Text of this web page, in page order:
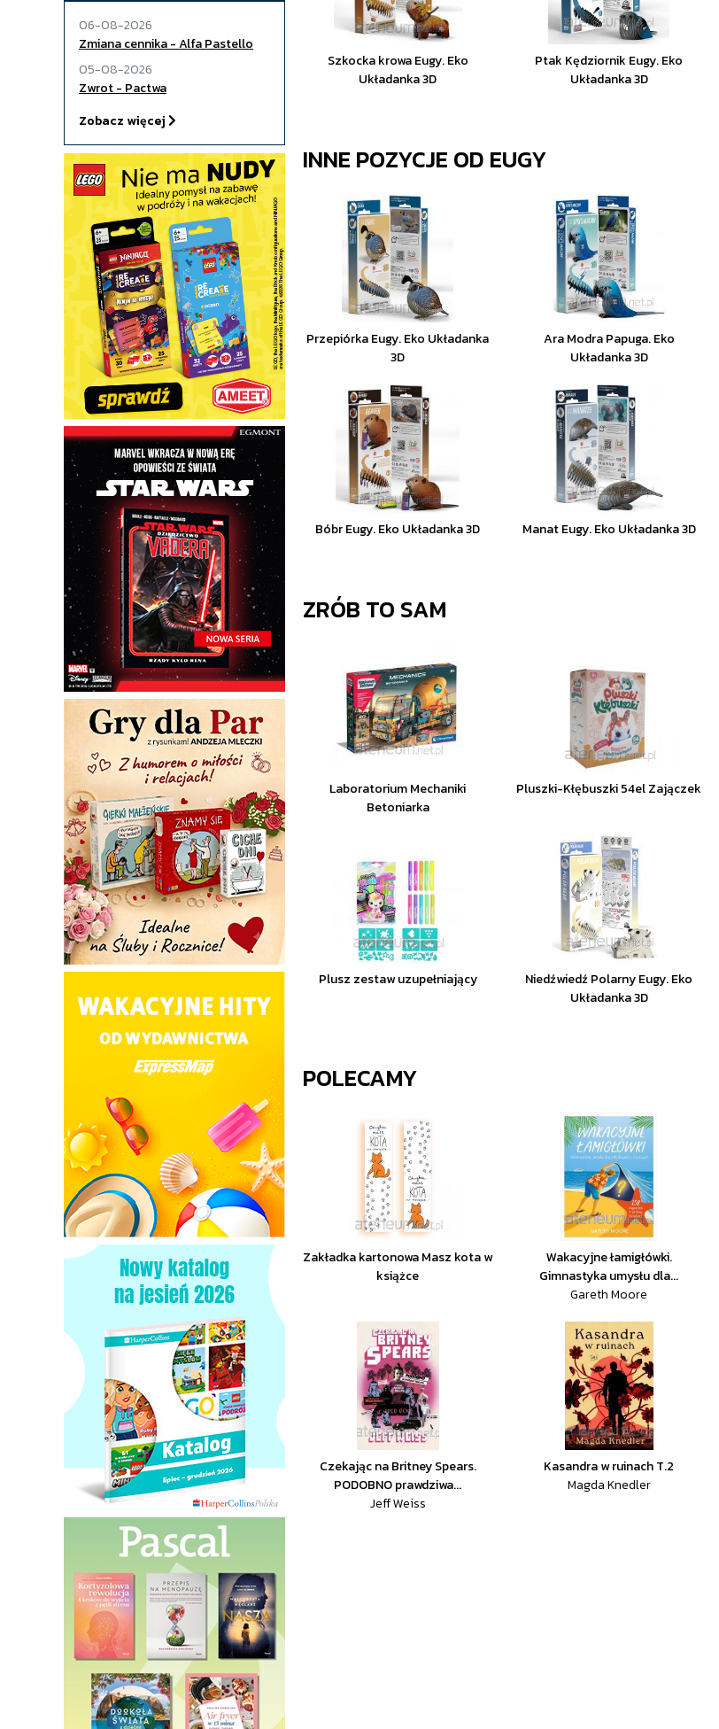
06-08-2026
Zmiana cennika - Alfa Pastello
05-08-2026
Zwrot - Pactwa
Zobacz więcej
Szkocka krowa Eugy. Eko
Układanka 3D
Ptak Kędziornik Eugy. Eko
Układanka 3D
INNE POZYCJE OD EUGY
Przepiórka Eugy. Eko Układanka
3D
Ara Modra Papuga. Eko
Układanka 3D
Bóbr Eugy. Eko Układanka 3D Manat Eugy. Eko Układanka 3D
ZRÓB TO SAM
Laboratorium Mechaniki
Betoniarka
Pluszki-Kłębuszki 54el Zajączek
Plusz zestaw uzupełniający
Niedźwiedź Polarny Eugy. Eko
Układanka 3D
POLECAMY
Zakładka kartonowa Masz kota w
książce
Wakacyjne łamigłówki.
Gimnastyka umysłu dla...
Gareth Moore
Czekając na Britney Spears.
PODOBNO prawdziwa...
Jeff Weiss
Kasandra w ruinach T.2
Magda Knedler